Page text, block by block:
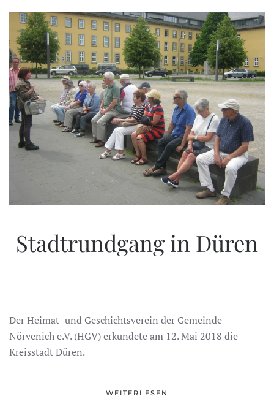
Stadtrundgang in Düren
Der Heimat- und Geschichtsverein der Gemeinde
Nörvenich e.V. (HGV) erkundete am 12. Mai 2018 die
Kreisstadt Düren.
WEITERLESEN